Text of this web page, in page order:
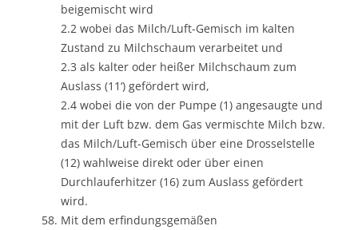
beigemischt wird
2.2 wobei das Milch/Luft-Gemisch im kalten
Zustand zu Milchschaum verarbeitet und
2.3 als kalter oder heißer Milchschaum zum
Auslass (11‘) gefördert wird,
2.4 wobei die von der Pumpe (1) angesaugte und
mit der Luft bzw. dem Gas vermischte Milch bzw.
das Milch/Luft-Gemisch über eine Drosselstelle
(12) wahlweise direkt oder über einen
Durchlauferhitzer (16) zum Auslass gefördert
wird.
Mit dem erfindungsgemäßen